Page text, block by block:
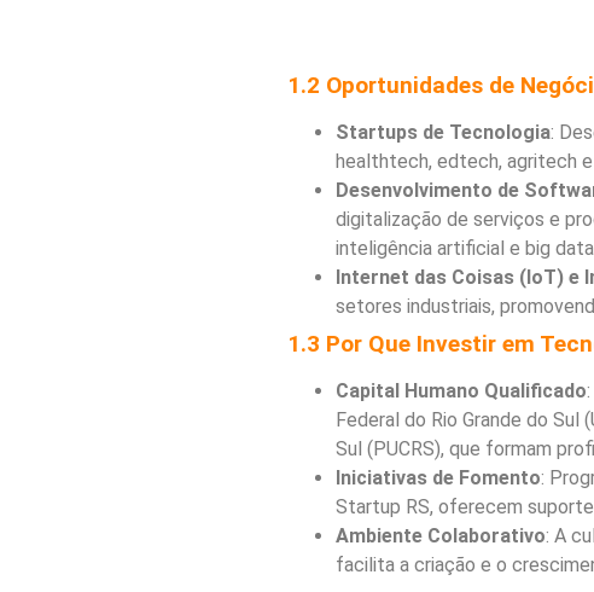
1.2 Oportunidades de
Startups de Tecnologia:
healthtech, edtech, agritech
Desenvolvimento de
digitalização de serviços e
inteligência artificial e big
Internet das Coisas (IoT) e
setores industriais,
1.3 Por Que Investir em
Capital Humano Qualificado
Federal do Rio Grande do Sul
Sul (PUCRS), que formam
Iniciativas de Fomento:
Startup RS, oferecem
Ambiente Colaborativo: A
facilita a criação e o